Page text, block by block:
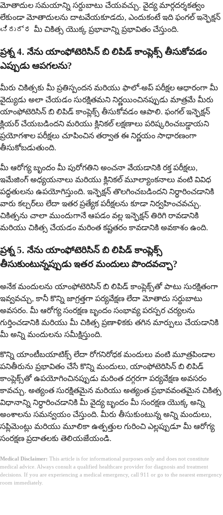
మోతాదుల సమయాన్ని సర్దుబాటు చేయవచ్చు. వైద్య మార్గదర్శకత్వం
లేకుండా మోతాదులను దాటవేయకూడదు, ఎందుకంటే ఇది ఫంగల్ ఇన్ఫెక్షన్
ವಿರುದ್ಧ మీ చికిత్స యొక్క ప్రభావాన్ని ప్రభావితం చేస్తుంది.
ప్రశ్న 4. నేను యాంఫోటెరిసిన్ బి లిపిడ్ కాంప్లెక్స్ తీసుకోవడం
ఎప్పుడు ఆపగలను?
మీరు చికిత్సకు మీ ప్రతిస్పందన మరియు ఫాలో-అప్ పరీక్షల ఆధారంగా మీ
వైద్యుడు అలా చేయడం సురక్షితమని నిర్ణయించినప్పుడు మాత్రమే మీరు
యాంఫోటెరిసిన్ బి లిపిడ్ కాంప్లెక్స్ తీసుకోవడం ఆపాలి. ఫంగల్ ఇన్ఫెక్షన్
క్లియర్ చేయబడిందని మరియు క్లినికల్ లక్షణాలు పరిష్కరించబడ్డాయని
ప్రయోగశాల పరీక్షలు చూపించిన తర్వాత ఈ నిర్ణయం సాధారణంగా
తీసుకోబడుతుంది.
మీ ఆరోగ్య బృందం మీ పురోగతిని అంచనా వేయడానికి రక్త పరీక్షలు,
ఇమేజింగ్ అధ్యయనాలు మరియు క్లినికల్ మూల్యాంకనాలు వంటి వివిధ
పద్ధతులను ఉపయోగిస్తుంది. ఇన్ఫెక్షన్ తొలగించబడిందని నిర్ధారించడానికి
వారు కల్చర్‌లు లేదా ఇతర ప్రత్యేక పరీక్షలను కూడా నిర్వహించవచ్చు.
చికిత్సను చాలా ముందుగానే ఆపడం వల్ల ఇన్ఫెక్షన్ తిరిగి రావడానికి
మరియు చికిత్స చేయడం మరింత కష్టతరం కావడానికి అవకాశం ఉంది.
ప్రశ్న 5. నేను యాంఫోటెరిసిన్ బి లిపిడ్ కాంప్లెక్స్
తీసుకుంటున్నప్పుడు ఇతర మందులు పొందవచ్చా?
అనేక మందులను యాంఫోటెరిసిన్ బి లిపిడ్ కాంప్లెక్స్‌తో పాటు సురక్షితంగా
ఇవ్వవచ్చు, కానీ కొన్ని జాగ్రత్తగా పర్యవేక్షణ లేదా మోతాదు సర్దుబాటు
అవసరం. మీ ఆరోగ్య సంరక్షణ బృందం సంభావ్య పరస్పర చర్యలను
గుర్తించడానికి మరియు మీ చికిత్స ప్రణాళికకు తగిన మార్పులు చేయడానికి
మీ అన్ని మందులను సమీక్షిస్తుంది.
కొన్ని యాంటీబయాటిక్స్ లేదా రోగనిరోధక మందులు వంటి మూత్రపిండాల
పనితీరును ప్రభావితం చేసే కొన్ని మందులు, యాంఫోటెరిసిన్ బి లిపిడ్
కాంప్లెక్స్‌తో ఉపయోగించినప్పుడు మరింత దగ్గరగా పర్యవేక్షణ అవసరం
కావచ్చు. అత్యంత సురక్షితమైన మరియు అత్యంత ప్రభావవంతమైన చికిత్స
విధానాన్ని నిర్ధారించడానికి మీ వైద్య బృందం మీ సంరక్షణ యొక్క అన్ని
అంశాలను సమన్వయం చేస్తుంది. మీరు తీసుకుంటున్న అన్ని మందులు,
సప్లిమెంట్లు మరియు మూలికా ఉత్పత్తుల గురించి ఎల్లప్పుడూ మీ ఆరోగ్య
సంరక్షణ ప్రదాతలకు తెలియజేయండి.
Medical Disclaimer: This article is for informational purposes only and does not constitute
medical advice. Always consult a qualified healthcare provider for diagnosis and treatment
decisions. If you are experiencing a medical emergency, call 911 or go to the nearest emergency
room immediately.